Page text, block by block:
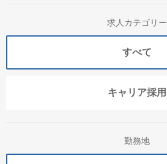
求人カテゴリー
すべて
キャリア採用
勤務地